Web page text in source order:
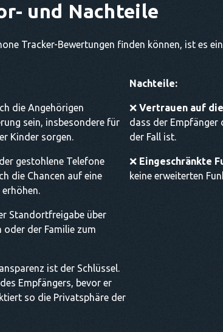
und Nachteile
Tracker-Bewertungen finden können, ist es
die Angehörigen
sein, insbesondere für
Kinder sorgen.
gestohlene Telefone
die Chancen auf eine
Standortfreigabe über
der Familie zum
ist der Schlüssel.
Empfängers, bevor er
so die Privatsphäre der
Nachteile:
❌ Vertrauen auf
dass der Empfänger
der Fall ist.
❌ Eingeschränkte
keine erweiterten